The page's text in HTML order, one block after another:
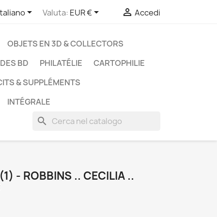
 Valuta: EUR €  Accedi
OBJETS EN 3D & COLLECTORS
BD PHILATÉLIE
CARTOPHILIE
& SUPPLÉMENTS
INTÉGRALE
search
- ROBBINS .. CECILIA ..